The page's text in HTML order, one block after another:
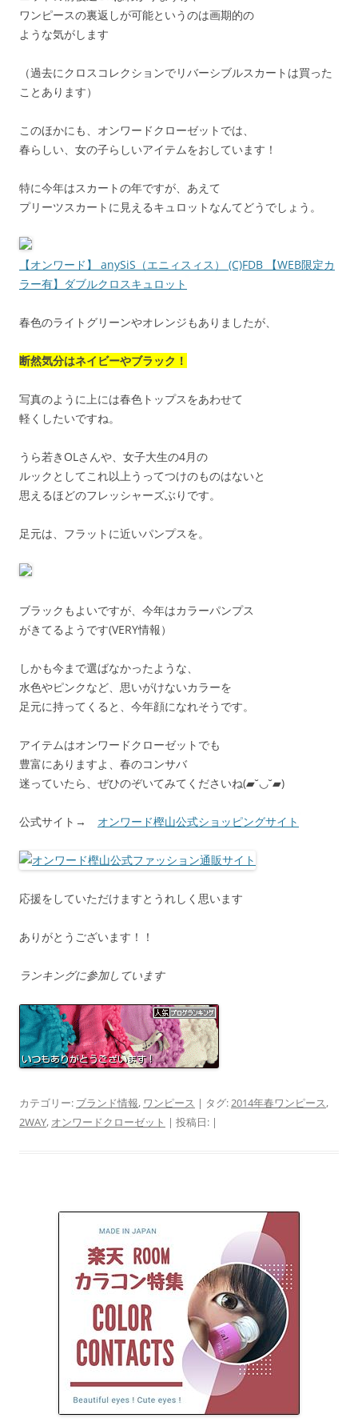
ワンピースの裏返しが可能というのは画期的の
ような気がします
（過去にクロスコレクションでリバーシブルスカートは買った
ことあります）
このほかにも、オンワードクローゼットでは、
春らしい、女の子らしいアイテムをおしています！
特に今年はスカートの年ですが、あえて
プリーツスカートに見えるキュロットなんてどうでしょう。
【オンワード】 anySiS（エニィスィス） (C)FDB 【WEB限定カ
ラー有】ダブルクロスキュロット
春色のライトグリーンやオレンジもありましたが、
断然気分はネイビーやブラック！
写真のように上には春色トップスをあわせて
軽くしたいですね。
うら若きOLさんや、女子大生の4月の
ルックとしてこれ以上うってつけのものはないと
思えるほどのフレッシャーズぶりです。
足元は、フラットに近いパンプスを。
ブラックもよいですが、今年はカラーパンプス
がきてるようです(VERY情報）
しかも今まで選ばなかったような、
水色やピンクなど、思いがけないカラーを
足元に持ってくると、今年顔になれそうです。
アイテムはオンワードクローゼットでも
豊富にありますよ、春のコンサバ
迷っていたら、ぜひのぞいてみてくださいね(▰˘◡˘▰)
公式サイト→ オンワード樫山公式ショッピングサイト
応援をしていただけますとうれしく思います
ありがとうございます！！
ランキングに参加しています
カテゴリー: ブランド情報, ワンピース | タグ:2014年春ワンピース,
2WAY, オンワードクローゼット | 投稿日: |